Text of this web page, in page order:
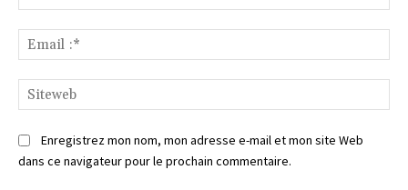
:*
Enregistrez mon nom, mon adresse e-mail et mon site Web
dans ce navigateur pour le prochain commentaire.